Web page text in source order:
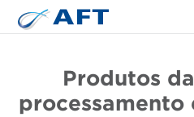
Produtos
processamento